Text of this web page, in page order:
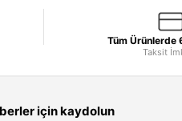
Tüm Ürünlerde
Taksit
için kaydolun